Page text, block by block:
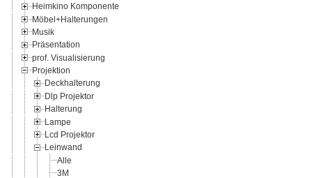
Heimkino Komponente
Möbel+Halterungen
Musik
Präsentation
prof. Visualisierung
Projektion
Deckhalterung
Dlp Projektor
Halterung
Lampe
Lcd Projektor
Leinwand
Alle
3M